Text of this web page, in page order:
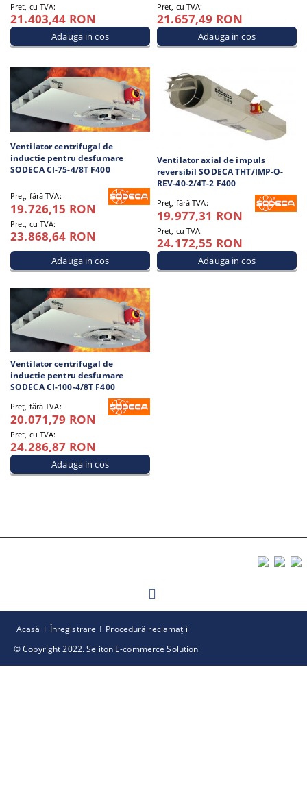
Pret, cu TVA:
21.403,44 RON
Pret, cu TVA:
21.657,49 RON
Ventilator centrifugal de
inductie pentru desfumare
SODECA CI-75-4/8T F400
Preţ, fără TVA:
19.726,15 RON
Pret, cu TVA:
23.868,64 RON
Ventilator axial de impuls
reversibil SODECA THT/IMP-O-
REV-40-2/4T-2 F400
Preţ, fără TVA:
19.977,31 RON
Pret, cu TVA:
24.172,55 RON
Ventilator centrifugal de
inductie pentru desfumare
SODECA CI-100-4/8T F400
Preţ, fără TVA:
20.071,79 RON
Pret, cu TVA:
24.286,87 RON
© Copyright 2022. Seliton E-commerce Solution
Acasă Înregistrare Procedură reclamaţii